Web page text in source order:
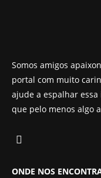
Somos amigos
portal com muito
ajude a espalhar essa
que pelo menos algo
ONDE NOS